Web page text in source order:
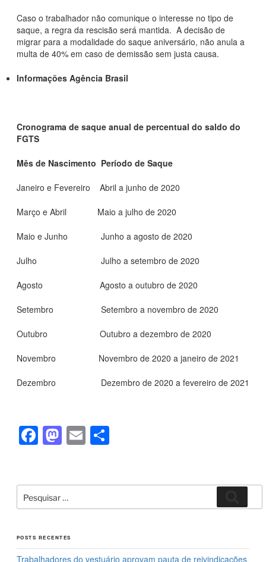
Caso o trabalhador não comunique o interesse no tipo de
saque, a regra da rescisão será mantida. A decisão de
migrar para a modalidade do saque aniversário, não anula a
multa de 40% em caso de demissão sem justa causa.
Informações Agência Brasil
Cronograma de saque anual de percentual do saldo do
FGTS
Mês de Nascimento Período de Saque
Janeiro e Fevereiro Abril a junho de 2020
Março e Abril Maio a julho de 2020
Maio e Junho Junho a agosto de 2020
Julho Julho a setembro de 2020
Agosto Agosto a outubro de 2020
Setembro Setembro a novembro de 2020
Outubro Outubro a dezembro de 2020
Novembro Novembro de 2020 a janeiro de 2021
Dezembro Dezembro de 2020 a fevereiro de 2021
F
a
e
b
o
o
M
a
o
d
o
n
E
m
e
Pesquisar
por:
POSTS RECENTES
Trabalhadores do vestuário aprovam pauta de reivindicações